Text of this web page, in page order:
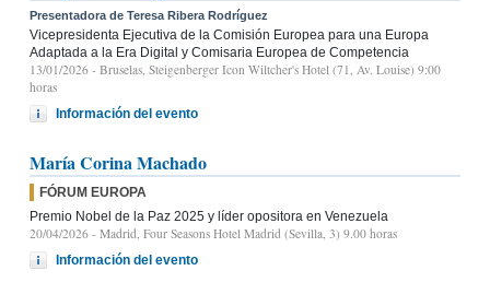
Presentadora de Teresa Ribera Rodríguez
Vicepresidenta Ejecutiva de la Comisión Europea para una Europa
Adaptada a la Era Digital y Comisaria Europea de Competencia
13/01/2026 - Bruselas, Steigenberger Icon Wiltcher's Hotel (71, Av. Louise) 9:00
horas
Información del evento
María Corina Machado
FÓRUM EUROPA
Premio Nobel de la Paz 2025 y líder opositora en Venezuela
20/04/2026 - Madrid, Four Seasons Hotel Madrid (Sevilla, 3) 9.00 horas
Información del evento